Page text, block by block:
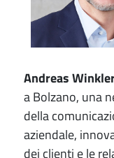
Andreas
a Bolzano, una
della
aziendale,
dei clienti e le